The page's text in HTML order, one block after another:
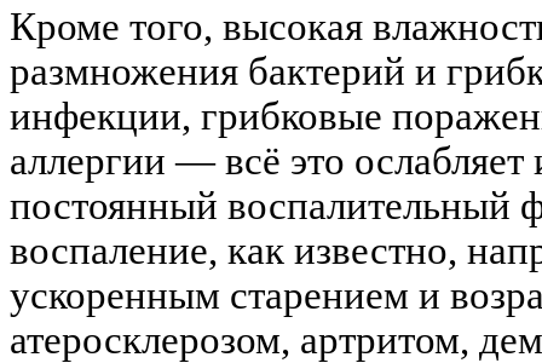
Кроме того, высокая
размножения бактерий и
инфекции, грибковые
аллергии — всё это ослабляет
постоянный воспалительный
воспаление, как известно,
ускоренным старением и
атеросклерозом, артритом,